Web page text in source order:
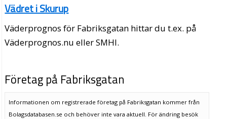
Vädret i Skurup
Väderprognos för Fabriksgatan hittar du t.ex. på
Väderprognos.nu eller SMHI.
Företag på Fabriksgatan
Informationen om registrerade företag på Fabriksgatan kommer från
Bolagsdatabasen.se och behöver inte vara aktuell. För ändring besök